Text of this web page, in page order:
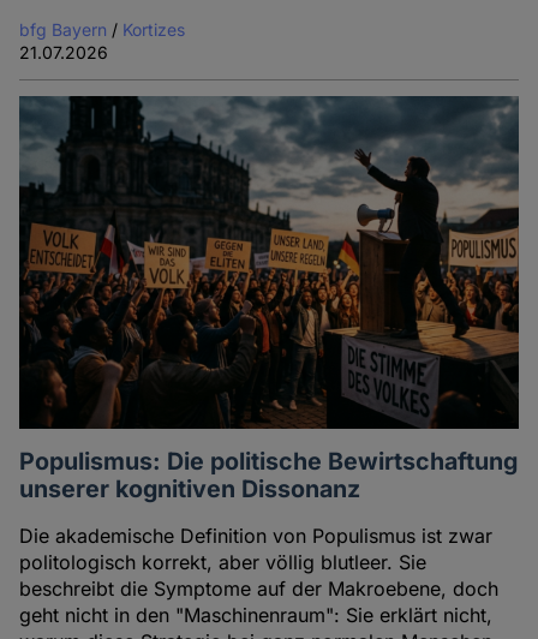
bfg Bayern / Kortizes
21.07.2026
Populismus: Die politische Bewirtschaftung
unserer kognitiven Dissonanz
Die akademische Definition von Populismus ist zwar
politologisch korrekt, aber völlig blutleer. Sie
beschreibt die Symptome auf der Makroebene, doch
geht nicht in den "Maschinenraum": Sie erklärt nicht,